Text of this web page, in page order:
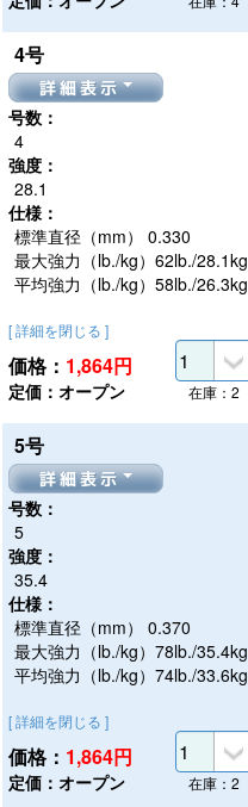
4号
詳細表示
号数：
4
強度：
28.1
仕様：
標準直径（mm） 0.330
最大強力（lb./kg）62lb./28.1kg
平均強力（lb./kg）58lb./26.3kg
[ 詳細を閉じる ]
価格： 1,864円
定価：オープン 在庫：2
5号
詳細表示
号数：
5
強度：
35.4
仕様：
標準直径（mm） 0.370
最大強力（lb./kg）78lb./35.4kg
平均強力（lb./kg）74lb./33.6kg
[ 詳細を閉じる ]
価格： 1,864円
定価：オープン 在庫：2